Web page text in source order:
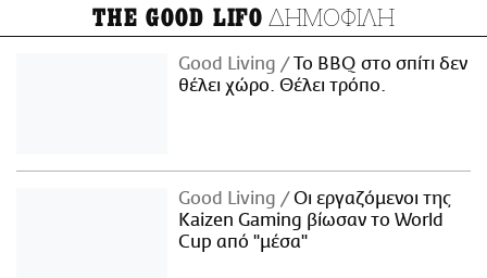
THE GOOD LIFO ΔΗΜΟΦΙΛΗ
Good Living
Το BBQ στο σπίτι δεν
θέλει χώρο. Θέλει τρόπο.
Good Living
Οι εργαζόμενοι της
Kaizen Gaming βίωσαν το World
Cup από "μέσα"